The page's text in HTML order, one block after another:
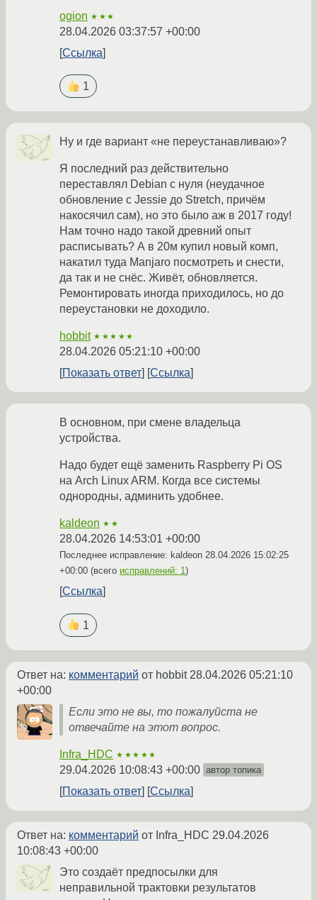
ogion ★★★
28.04.2026 03:37:57 +00:00
Ссылка
1
Ну и где вариант «не переустанавливаю»?
Я последний раз действительно
переставлял Debian с нуля (неудачное
обновление с Jessie до Stretch, причём
накосячил сам), но это было аж в 2017 году!
Нам точно надо такой древний опыт
расписывать? А в 20м купил новый комп,
накатил туда Manjaro посмотреть и снести,
да так и не снёс. Живёт, обновляется.
Ремонтировать иногда приходилось, но до
переустановки не доходило.
hobbit ★★★★★
28.04.2026 05:21:10 +00:00
Показать ответ
Ссылка
В основном, при смене владельца
устройства.
Надо будет ещё заменить Raspberry Pi OS
на Arch Linux ARM. Когда все системы
однородны, админить удобнее.
kaldeon ★★
28.04.2026 14:53:01 +00:00
Последнее исправление: kaldeon 28.04.2026 15:02:25
+00:00 (всего исправлений: 1)
Ссылка
1
Ответ на: комментарий от hobbit 28.04.2026 05:21:10
+00:00
Если это не вы, то пожалуйста не
отвечайте на этот вопрос.
Infra_HDC ★★★★★
29.04.2026 10:08:43 +00:00 автор топика
Показать ответ Ссылка
Ответ на: комментарий от Infra_HDC 29.04.2026
10:08:43 +00:00
Это создаёт предпосылки для
неправильной трактовки результатов